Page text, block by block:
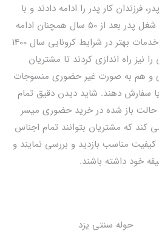
فرزندان کار پدر را ادامه دادند و با
فروش انواع روفرشی و حوله، شغل پدر بعد از 50 سال همچنان ادامه
دارد. حال فرزندان برای ارائه خدمات بهتر در شرایط کرونایی سال 1400
نیز راه اندازی کردند تا مشتریان
و هم به صورت غیر حضوری منسوجات
سفارش دهند. شاید دیدن دقیق تمام
باز شده در خرید حضوری میسر
که مشتریان بتوانند تمام اجناس
مناسب بازدید و بررسی نمایند و
خود داشته باشند.
حوله سنتی یزد